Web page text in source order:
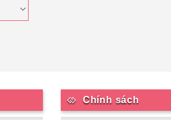
Chính sách